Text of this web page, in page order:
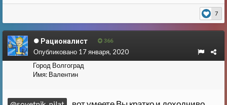
7
Рационалист 366
Город Волгоград
Имя: Валентин
Опубликовано 17 января, 2020